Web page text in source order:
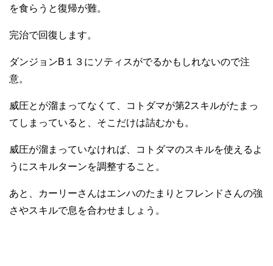
を食らうと復帰が難。
完治で回復します。
ダンジョンB１３にソティスがでるかもしれないので注
意。
威圧とが溜まってなくて、コトダマが第2スキルがたまっ
てしまっていると、そこだけは詰むかも。
威圧が溜まっていなければ、コトダマのスキルを使えるよ
うにスキルターンを調整すること。
あと、カーリーさんはエンハのたまりとフレンドさんの強
さやスキルで息を合わせましょう。